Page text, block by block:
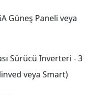
Güneş Paneli veya
Sürücü Inverteri - 3
veya Smart)